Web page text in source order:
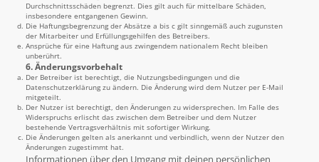
Durchschnittsschäden begrenzt. Dies gilt auch für mittelbare Schäden,
insbesondere entgangenen Gewinn.
Die Haftungsbegrenzung der Absätze a bis c gilt sinngemäß auch zugunsten
der Mitarbeiter und Erfüllungsgehilfen des Betreibers.
Ansprüche für eine Haftung aus zwingendem nationalem Recht bleiben
unberührt.
6. Änderungsvorbehalt
Der Betreiber ist berechtigt, die Nutzungsbedingungen und die
Datenschutzerklärung zu ändern. Die Änderung wird dem Nutzer per E-Mail
mitgeteilt.
Der Nutzer ist berechtigt, den Änderungen zu widersprechen. Im Falle des
Widerspruchs erlischt das zwischen dem Betreiber und dem Nutzer
bestehende Vertragsverhältnis mit sofortiger Wirkung.
Die Änderungen gelten als anerkannt und verbindlich, wenn der Nutzer den
Änderungen zugestimmt hat.
Informationen über den Umgang mit deinen persönlichen